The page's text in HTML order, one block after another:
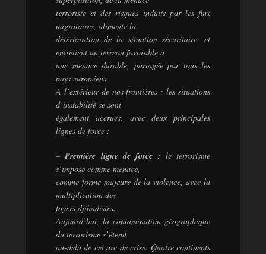
terroriste et des risques induits par les flux
migratoires, alimente la
détérioration de la situation sécuritaire, et
entretient un terreau favorable à
une menace durable, partagée par tous les
pays européens.
A l’extérieur de nos frontières : les situations
d’instabilité se sont
également accrues, avec deux principales
lignes de force :
–Première ligne de force : le terrorisme
s’impose comme menace,
comme forme majeure de la violence, avec la
multiplication des
foyers djihadistes.
Aujourd’hui, la contamination géographique
du terrorisme s’étend
au-delà de cet arc de crise. Quatre continents